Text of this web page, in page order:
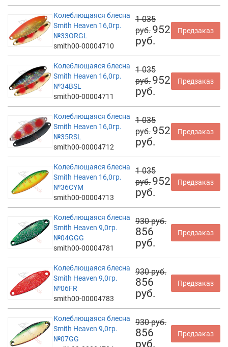
Колеблющаяся блесна
Smith Heaven 16,0гр.
№33ORGL
smith00-00004710
1 035
руб. 952
руб.
Предзаказ
Колеблющаяся блесна
Smith Heaven 16,0гр.
№34BSL
smith00-00004711
1 035
руб. 952
руб.
Предзаказ
Колеблющаяся блесна
Smith Heaven 16,0гр.
№35RSL
smith00-00004712
1 035
руб. 952
руб.
Предзаказ
Колеблющаяся блесна
Smith Heaven 16,0гр.
№36CYM
smith00-00004713
1 035
руб. 952
руб.
Предзаказ
Колеблющаяся блесна
Smith Heaven 9,0гр.
№04GGG
smith00-00004781
930 руб.
856
руб.
Предзаказ
Колеблющаяся блесна
Smith Heaven 9,0гр.
№06FR
smith00-00004783
930 руб.
856
руб.
Предзаказ
Колеблющаяся блесна
Smith Heaven 9,0гр.
№07GG
930 руб.
856
руб.
Предзаказ